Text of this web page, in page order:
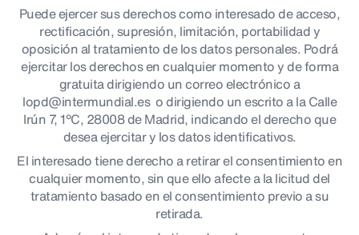
Puede ejercer sus derechos como interesado de acceso,
rectificación, supresión, limitación, portabilidad y
oposición al tratamiento de los datos personales. Podrá
ejercitar los derechos en cualquier momento y de forma
gratuita dirigiendo un correo electrónico a
lopd@intermundial.es o dirigiendo un escrito a la Calle
Irún 7, 1ºC, 28008 de Madrid, indicando el derecho que
desea ejercitar y los datos identificativos.
El interesado tiene derecho a retirar el consentimiento en
cualquier momento, sin que ello afecte a la licitud del
tratamiento basado en el consentimiento previo a su
retirada.